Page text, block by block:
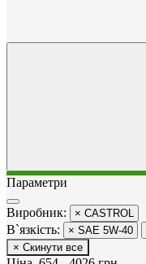
Параметри
Виробник: × CASTROL
В`язкість: × SAE 5W-40
× Скинути все